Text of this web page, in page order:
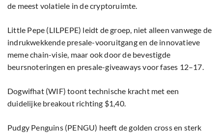
de meest volatiele in de cryptoruimte.
Little Pepe (LILPEPE) leidt de groep, niet alleen vanwege de
indrukwekkende presale-vooruitgang en de innovatieve
meme chain-visie, maar ook door de bevestigde
beursnoteringen en presale-giveaways voor fases 12–17.
Dogwifhat (WIF) toont technische kracht met een
duidelijke breakout richting $1,40.
Pudgy Penguins (PENGU) heeft de golden cross en sterk